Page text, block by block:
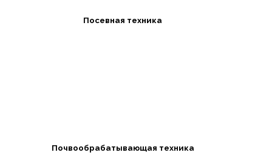
Посевная техника
Почвообрабатывающая техника